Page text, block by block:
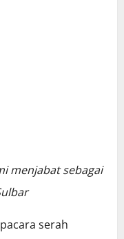
menjabat sebagai
serah